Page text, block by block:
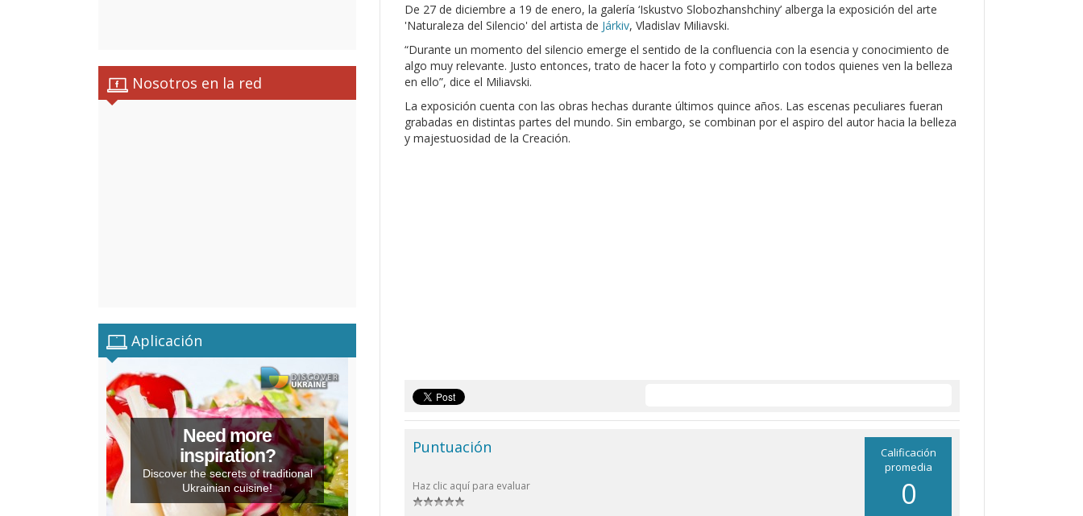
Nosotros en la red
Aplicación
Need more
inspiration?
Discover the secrets of traditional
Ukrainian cuisine!
De 27 de diciembre a 19 de enero, la galería ‘Iskustvo Slobozhanshchiny’ alberga la exposición del arte
'Naturaleza del Silencio' del artista de Járkiv, Vladislav Miliavski.
“Durante un momento del silencio emerge el sentido de la confluencia con la esencia y conocimiento de
algo muy relevante. Justo entonces, trato de hacer la foto y compartirlo con todos quienes ven la belleza
en ello”, dice el Miliavski.
La exposición cuenta con las obras hechas durante últimos quince años. Las escenas peculiares fueran
grabadas en distintas partes del mundo. Sin embargo, se combinan por el aspiro del autor hacia la belleza
y majestuosidad de la Creación.
Calificación
promedia
0
Puntuación
Haz clic aquí para evaluar